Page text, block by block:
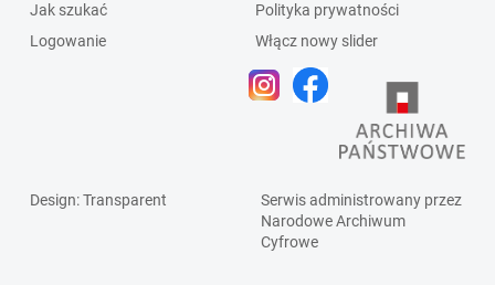
Jak szukać
Logowanie
Polityka prywatności
Włącz nowy slider
Design: Transparent
Serwis administrowany przez
Narodowe Archiwum
Cyfrowe